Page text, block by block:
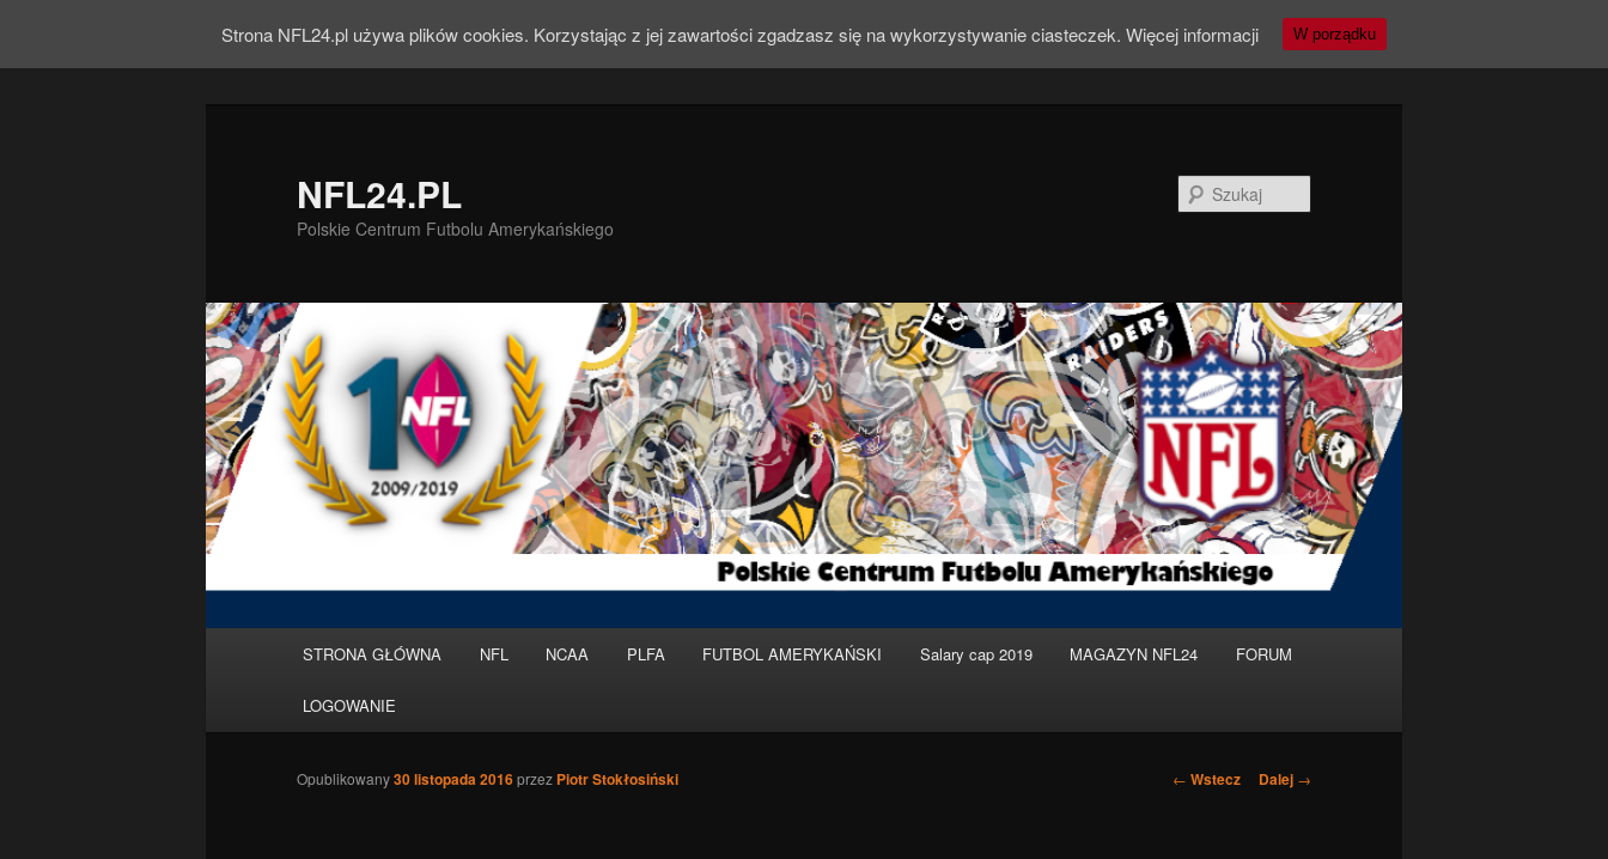
NFL24.PL
Polskie Centrum Futbolu Amerykańskiego
Przeskocz
do
tekstu
STRONA GŁÓWNA NFL NCAA PLFA FUTBOL AMERYKAŃSKI Salary cap 2019 MAGAZYN NFL24 FORUM
LOGOWANIE
Nawigacja
← Wstecz Dalej →
Opublikowany30 listopada 2016przez Piotr Stokłosiński
Strona NFL24.pl używa plików cookies. Korzystając z jej zawartości zgadzasz się na wykorzystywanie ciasteczek. Więcej informacji W porządku